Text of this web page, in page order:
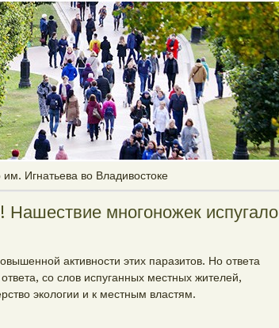
Игнатьева во Владивостоке
Нашествие многоножек испугало
активности этих паразитов. Но ответа
со слов испуганных местных жителей,
экологии и к местным властям.